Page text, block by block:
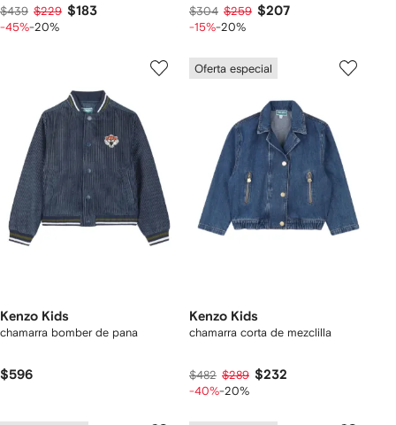
$439 $229 $183
-45%-20%
$304 $259 $207
-15%-20%
Kenzo Kids
chamarra bomber de pana
$596
Oferta especial
Kenzo Kids
chamarra corta de mezclilla
$482 $289 $232
-40%-20%